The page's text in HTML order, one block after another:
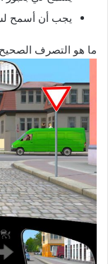
يجب أن أسمح
ما هو التصرف